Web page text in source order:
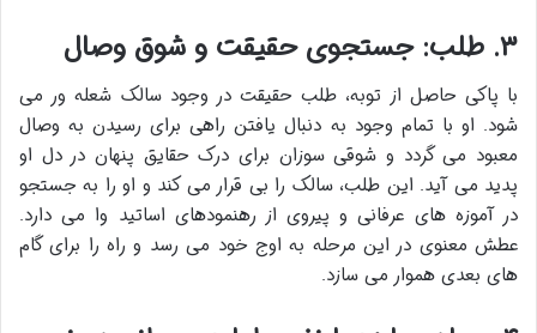
۳. طلب: جستجوی حقیقت و شوق وصال
با پاکی حاصل از توبه، طلب حقیقت در وجود سالک شعله ور می
شود. او با تمام وجود به دنبال یافتن راهی برای رسیدن به وصال
معبود می گردد و شوقی سوزان برای درک حقایق پنهان در دل او
پدید می آید. این طلب، سالک را بی قرار می کند و او را به جستجو
در آموزه های عرفانی و پیروی از رهنمودهای اساتید وا می دارد.
عطش معنوی در این مرحله به اوج خود می رسد و راه را برای گام
های بعدی هموار می سازد.